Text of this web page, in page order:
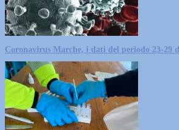
Coronavirus Marche, i dati del periodo 23-29